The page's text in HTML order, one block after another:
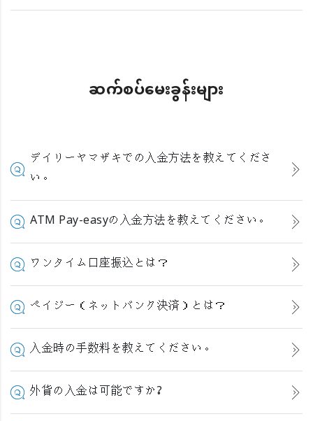
ဆက်စပ်မေးခွန်းများ
デイリーヤマザキでの入金方法を教えてくださ
い。
ATM Pay-easyの入金方法を教えてください。
ワンタイム口座振込とは？
ペイジー（ネットバンク決済）とは？
入金時の手数料を教えてください。
外貨の入金は可能ですか?